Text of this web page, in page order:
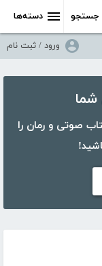
دسته‌ها جستجو
ورود / ثبت نام
بیش از ۵۰،۰۰۰ کتاب، کتاب صوتی و رمان را